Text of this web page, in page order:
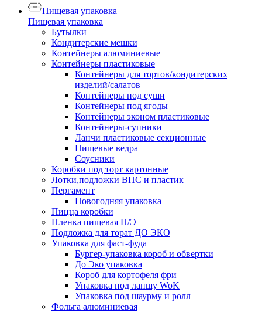
Пищевая упаковка
Пищевая упаковка
Бутылки
Кондитерские мешки
Контейнеры алюминиевые
Контейнеры пластиковые
Контейнеры для тортов/кондитерских
изделий/салатов
Контейнеры под суши
Контейнеры под ягоды
Контейнеры эконом пластиковые
Контейнеры-супники
Ланчи пластиковые секционные
Пищевые ведра
Соусники
Коробки под торт картонные
Лотки,подложки ВПС и пластик
Пергамент
Новогодняя упаковка
Пицца коробки
Пленка пищевая П/Э
Подложка для торат ДО ЭКО
Упаковка для фаст-фуда
Бургер-упаковка короб и обвертки
До Эко упаковка
Короб для кортофеля фри
Упаковка под лапшу WoK
Упаковка под шаурму и ролл
Фольга алюминиевая